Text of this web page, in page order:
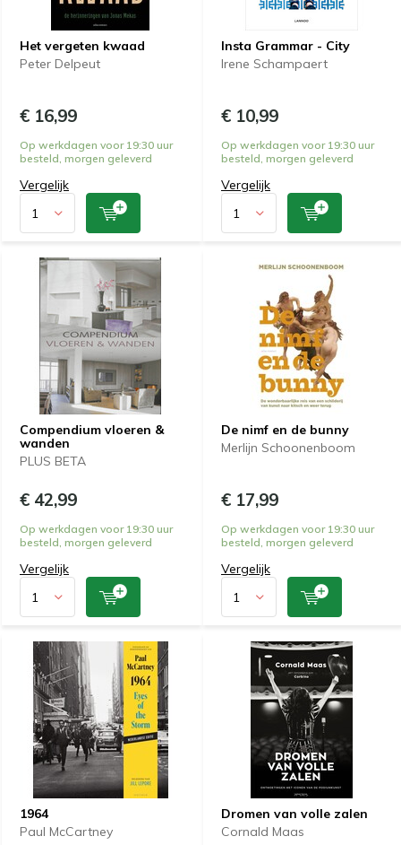
Het vergeten kwaad
Peter Delpeut
€ 16,99
Op werkdagen voor 19:30 uur
besteld, morgen geleverd
Vergelijk
Insta Grammar - City
Irene Schampaert
€ 10,99
Op werkdagen voor 19:30 uur
besteld, morgen geleverd
Vergelijk
Compendium vloeren &
wanden
PLUS BETA
€ 42,99
Op werkdagen voor 19:30 uur
besteld, morgen geleverd
Vergelijk
De nimf en de bunny
Merlijn Schoonenboom
€ 17,99
Op werkdagen voor 19:30 uur
besteld, morgen geleverd
Vergelijk
1964
Paul McCartney
Dromen van volle zalen
Cornald Maas